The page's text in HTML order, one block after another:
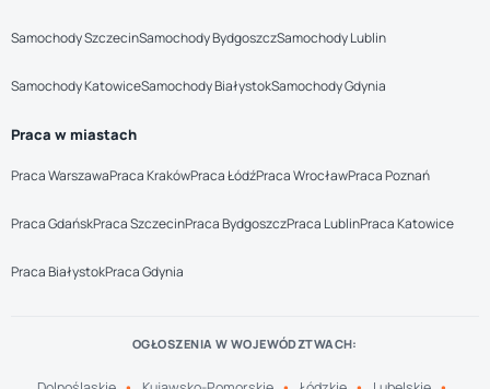
Samochody SzczecinSamochody BydgoszczSamochody Lublin
Samochody KatowiceSamochody BiałystokSamochody Gdynia
Praca w miastach
Praca WarszawaPraca KrakówPraca ŁódźPraca WrocławPraca Poznań
Praca GdańskPraca SzczecinPraca BydgoszczPraca LublinPraca Katowice
Praca BiałystokPraca Gdynia
OGŁOSZENIA W WOJEWÓDZTWACH: